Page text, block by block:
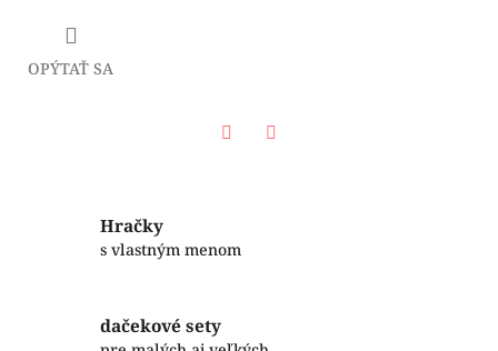
OPÝTAŤ SA
Hračky
s vlastným menom
dačekové sety